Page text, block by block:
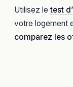
Utilisez letest
votre logement
comparez les